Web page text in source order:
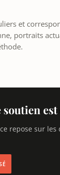
et
portraits
repose sur